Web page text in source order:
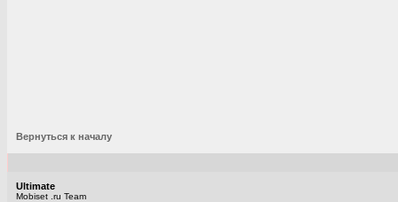
Вернуться к началу
Ultimate
Mobiset .ru Team